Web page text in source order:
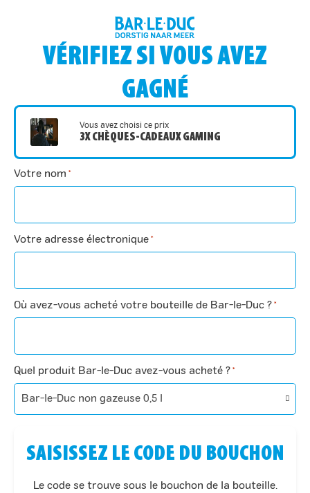
VÉRIFIEZ SI VOUS AVEZ
GAGNÉ
Vous avez choisi ce prix
3X CHÈQUES-CADEAUX GAMING
Votre nom *
Votre adresse électronique *
Où avez-vous acheté votre bouteille de Bar-le-Duc ? *
Quel produit Bar-le-Duc avez-vous acheté ? *
SAISISSEZ LE CODE DU BOUCHON
Le code se trouve sous le bouchon de la bouteille.